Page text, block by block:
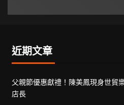
近期文章
父親節優惠獻禮！陳美鳳現身世貿
店長